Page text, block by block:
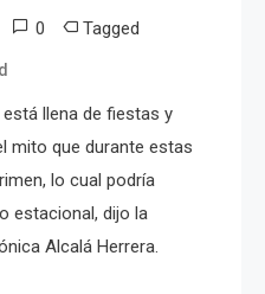
0 Tagged
llena de fiestas y
mito que durante estas
lo cual podría
estacional, dijo la
Alcalá Herrera.